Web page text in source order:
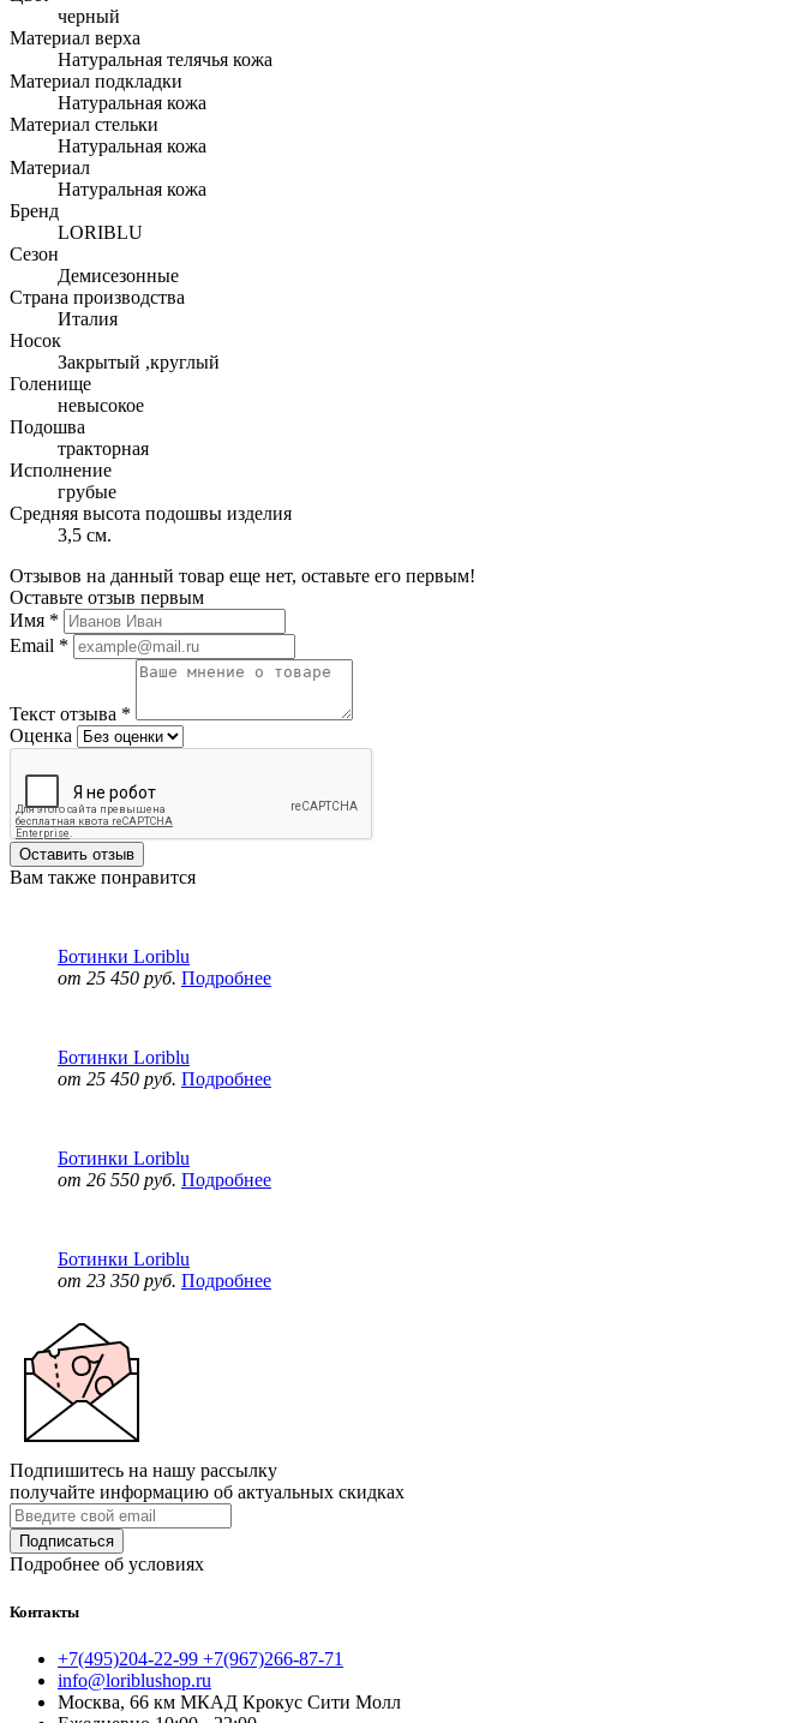
черный
Материал верха
Натуральная телячья кожа
Материал подкладки
Натуральная кожа
Материал стельки
Натуральная кожа
Материал
Натуральная кожа
Бренд
LORIBLU
Сезон
Демисезонные
Страна производства
Италия
Носок
Закрытый ,круглый
Голенище
невысокое
Подошва
тракторная
Исполнение
грубые
Средняя высота подошвы изделия
3,5 см.
Отзывов на данный товар еще нет, оставьте его первым!
Оставьте отзыв первым
Имя *
Email *
Текст отзыва *
Оценка
Оставить отзыв
Вам также понравится
Ботинки Loriblu
от 25 450 руб. Подробнее
Ботинки Loriblu
от 25 450 руб. Подробнее
Ботинки Loriblu
от 26 550 руб. Подробнее
Ботинки Loriblu
от 23 350 руб. Подробнее
Подпишитесь на нашу рассылку
получайте информацию об актуальных скидках
Подписаться
Подробнее об условиях
Контакты
+7(495)204-22-99 +7(967)266-87-71
info@loriblushop.ru
Москва, 66 км МКАД Крокус Сити Молл